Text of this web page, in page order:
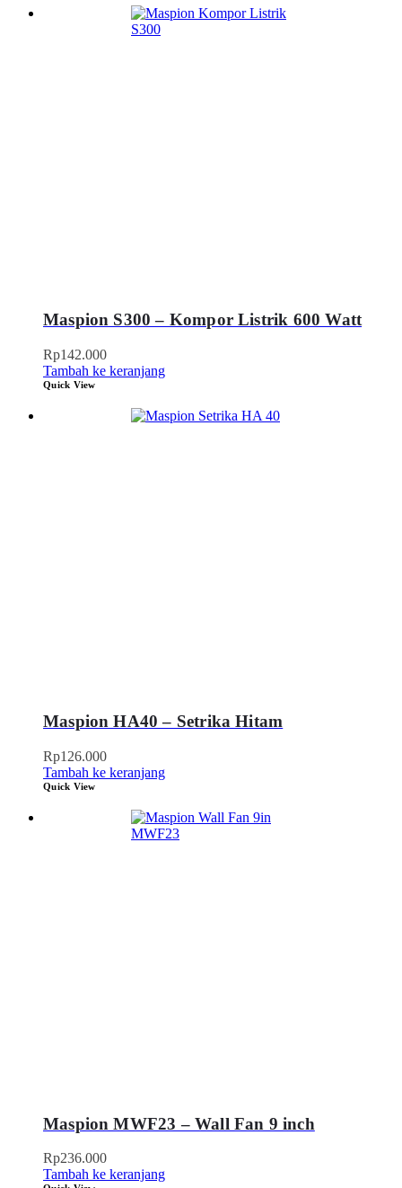
Maspion S300 – Kompor Listrik 600 Watt
Rp142.000
Tambah ke keranjang
Quick View
Maspion HA40 – Setrika Hitam
Rp126.000
Tambah ke keranjang
Quick View
Maspion MWF23 – Wall Fan 9 inch
Rp236.000
Tambah ke keranjang